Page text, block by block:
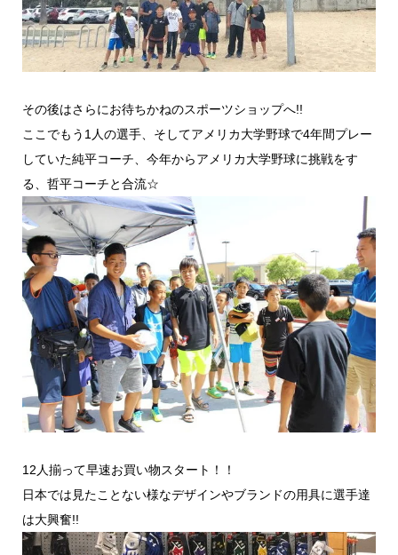
その後はさらにお待ちかねのスポーツショップへ!!
ここでもう1人の選手、そしてアメリカ大学野球で4年間プレー
していた純平コーチ、今年からアメリカ大学野球に挑戦をす
る、哲平コーチと合流☆
12人揃って早速お買い物スタート！！
日本では見たことない様なデザインやブランドの用具に選手達
は大興奮!!